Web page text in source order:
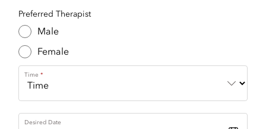
Preferred Therapist
Male
Female
Time
Desired Date